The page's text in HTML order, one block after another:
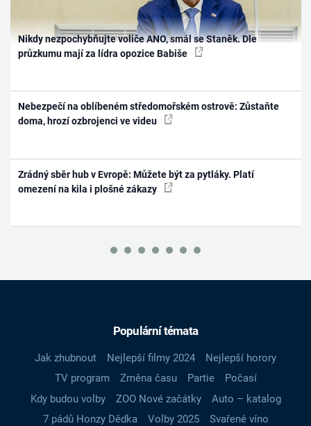
Nikdy nezpochybňujte voliče ANO, smál se Staněk. Dle
průzkumu mají za lídra opozice Babiše
Nebezpečí na oblíbeném středomořském ostrově: Zůstaňte
doma, hrozí ozbrojenci ve videu
Zrádný sběr hub v Evropě: Můžete být za pytláky. Platí
omezení na kila i plošné zákazy
Populární témata
Jak zhubnout Nejlepší filmy 2024
Nejlepší horory
TV program
Změna času Partie
Počasí
Kdy budou volby
ZOO Nové začátky
Auto – katalog
7 pádů Honzy Dědka
Volby 2025
Svařené víno